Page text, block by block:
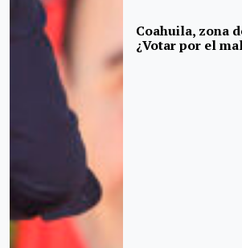
Coahuila, zona
¿Votar por el